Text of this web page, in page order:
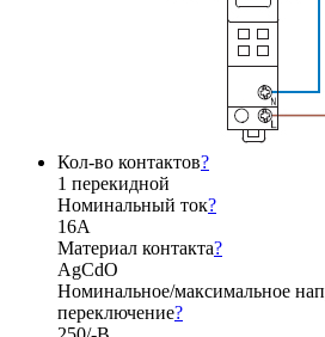
Кол-во контактов?
1 перекидной
Номинальный ток?
16А
Материал контакта?
AgCdO
Номинальное/максимальное
переключение?